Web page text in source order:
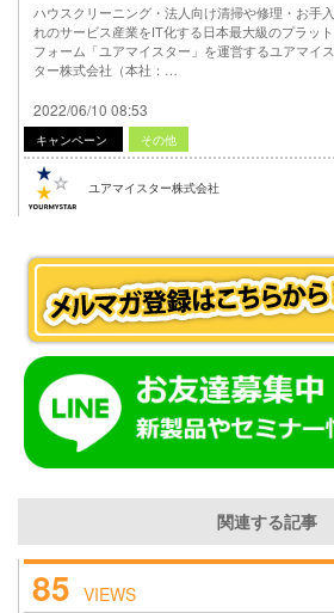
ハウスクリーニング・法人向け清掃や修理・お手入
れのサービス産業をIT化する日本最大級のプラット
フォーム「ユアマイスター」を運営するユアマイス
ター株式会社（本社：…
2022/06/10 08:53
キャンペーン その他
ユアマイスター株式会社
関連する記事
85 VIEWS